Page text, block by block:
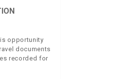
opportunity
documents
recorded for